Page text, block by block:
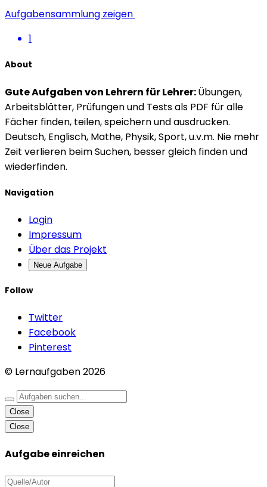
Aufgabensammlung zeigen
1
About
Gute Aufgaben von Lehrern für Lehrer:Übungen,
Arbeitsblätter, Prüfungen und Tests als PDF für alle
Fächer finden, teilen, speichern und ausdrucken.
Deutsch, Englisch, Mathe, Physik, Sport, u.v.m. Nie mehr
Zeit verlieren beim Suchen, besser gleich finden und
wiederfinden.
Navigation
Login
Impressum
Über das Projekt
Neue Aufgabe
Follow
Twitter
Facebook
Pinterest
© Lernaufgaben 2026
Close
Close
Aufgabe einreichen